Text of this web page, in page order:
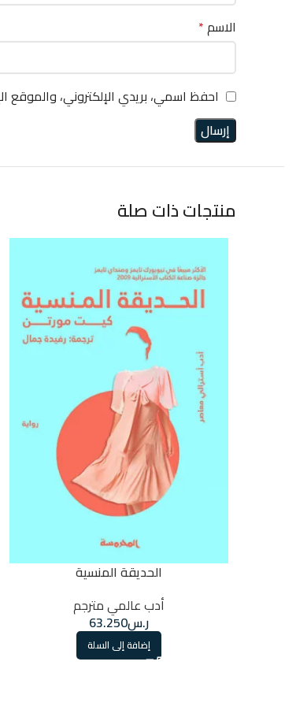
الاسم*
احفظ اسمي، بريدي الإلكتروني، والموقع
منتجات ذات صلة
الحديقة المنسية
أدب عالمي مترجم
ر.س63.250
إضافة إلى السلة